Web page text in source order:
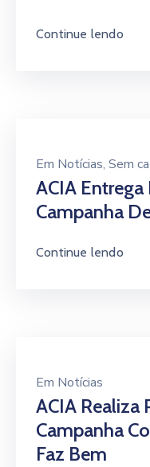
Continue lendo
Em Notícias‚ Sem
ACIA
Campanha
Continue lendo
Em Notícias
ACIA Realiza
Campanha
Faz Bem